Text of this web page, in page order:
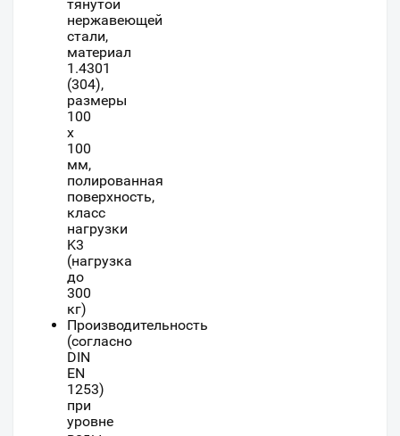
тянутой
нержавеющей
стали,
материал
1.4301
(304),
размеры
100
x
100
мм,
полированная
поверхность,
класс
нагрузки
K3
(нагрузка
до
300
кг)
Производительность
(согласно
DIN
EN
1253)
при
уровне